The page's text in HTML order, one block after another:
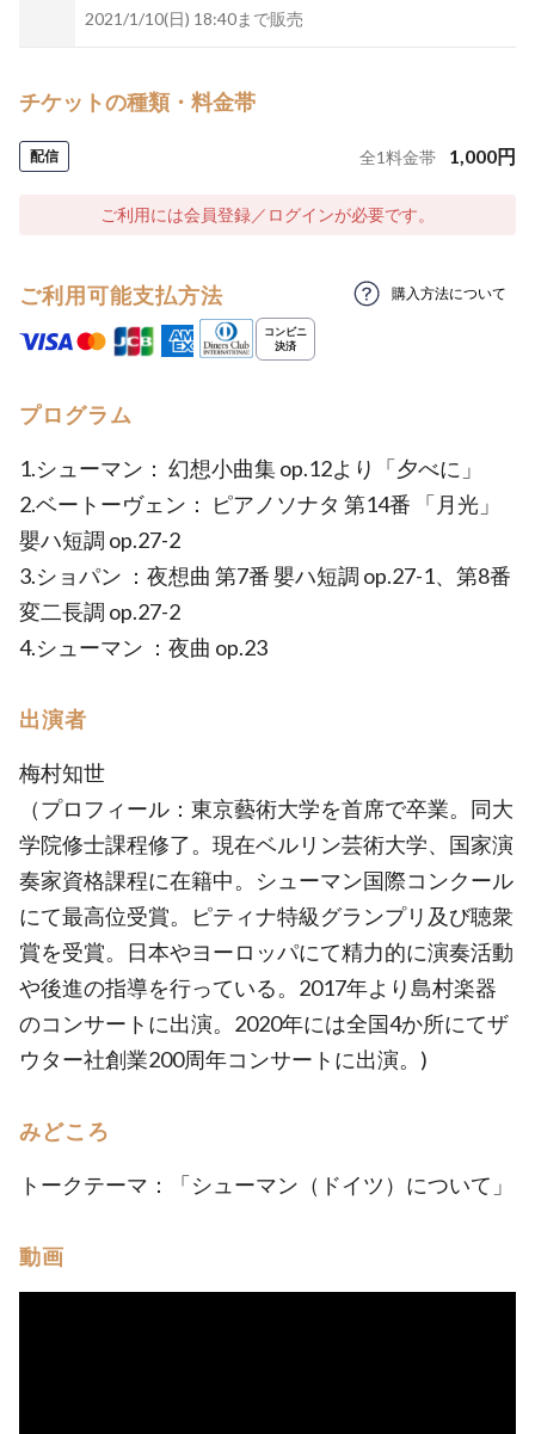
2021/1/10(日) 18:40まで販売
チケットの種類・料金帯
配信 全1料金帯 1,000円
ご利用には会員登録／ログインが必要です。
ご利用可能支払方法 購入方法について
プログラム
1.シューマン： 幻想小曲集 op.12より「夕べに」
2.ベートーヴェン： ピアノソナタ 第14番 「月光」
嬰ハ短調 op.27-2
3.ショパン ：夜想曲 第7番 嬰ハ短調 op.27-1、第8番
変二長調 op.27-2
4.シューマン ：夜曲 op.23
出演者
梅村知世
（プロフィール：東京藝術大学を首席で卒業。同大
学院修士課程修了。現在ベルリン芸術大学、国家演
奏家資格課程に在籍中。シューマン国際コンクール
にて最高位受賞。ピティナ特級グランプリ及び聴衆
賞を受賞。日本やヨーロッパにて精力的に演奏活動
や後進の指導を行っている。2017年より島村楽器
のコンサートに出演。2020年には全国4か所にてザ
ウター社創業200周年コンサートに出演。)
みどころ
トークテーマ：「シューマン（ドイツ）について」
動画